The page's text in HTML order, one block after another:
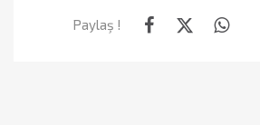
Paylaş !